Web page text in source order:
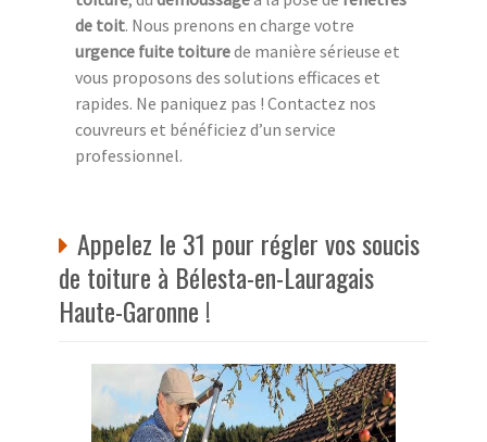
de toit. Nous prenons en charge votre
urgence fuite toiturede manière sérieuse et
vous proposons des solutions efficaces et
rapides. Ne paniquez pas ! Contactez nos
couvreurs et bénéficiez d’un service
professionnel.
Appelez le 31 pour régler vos soucis
de toiture à Bélesta-en-Lauragais
Haute-Garonne !